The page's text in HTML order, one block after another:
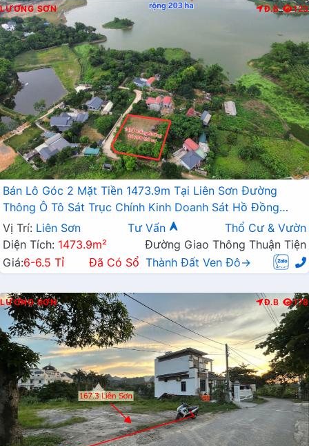
LƯƠNG SƠN Đ.B 123
Bán Lô Góc 2 Mặt Tiền 1473.9m Tại Liên Sơn Đường
Thông Ô Tô Sát Trục Chính Kinh Doanh Sát Hồ Đồng
Sương
Vị Trí: Liên Sơn Tư Vấn
Thổ Cư & Vườn
Diện Tích: 1473.9m²
Đường Giao Thông Thuận Tiện
Giá:6-6.5 Tỉ Đã Có Sổ Thành Đất Ven Đô→
LƯƠNG SƠN Đ.B 178